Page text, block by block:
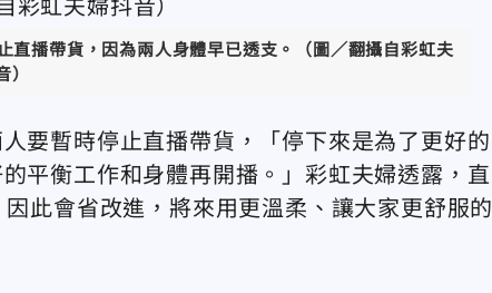
直播帶貨，因為兩人身體早已透支。（圖／翻攝自彩虹夫
）
要暫時停止直播帶貨，「停下來是為了更好的
平衡工作和身體再開播。」彩虹夫婦透露，直
此會省改進，將來用更溫柔、讓大家更舒服的